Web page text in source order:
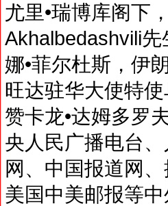
尤里•瑞博库阁下
Akhalbedashvili
娜•菲尔杜斯，伊
旺达驻华大使特
赞卡龙•达姆多罗
央人民广播电台
网、中国报道网
美国中美邮报等